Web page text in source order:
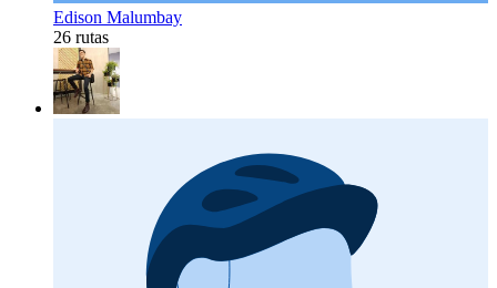
Edison Malumbay
26 rutas